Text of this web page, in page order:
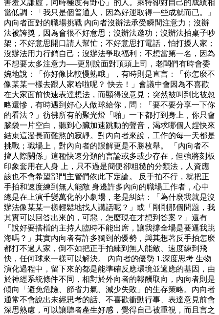
害羞又謙虛，同時極度有野心」的人。萊特卻對自己的成績相
當低調：「我只是個普通人，因為好運取得一些成就而已。」
內向者面對的職場挑戰 內向者沒辦法承受瞬間注意力；沒辦
法被誇獎，因為會很不好意思；沒辦法邀功；沒辦法拍桌子吵
架；不好意思開口請人幫忙；不好意思打電話，怕打擾人家；
沒辦法用力行銷自己；沒辦法爭取福利；不想當第一名，因為
不想要太多注意力──更別說面對頂頭上司，老闆們有時會委
婉地說：「你好像比較慢熟哦」，有時則是直言：「你怎麼不
像某某一樣去跟人家哈啦呢？ 快去！」會議中會因為不喜歡
在大家面前快速表達想法，而顯得沒意見；突然被叫到比被忽
略還慘，有時遇到好心人做球給你，問：「要不要分享一下你
的看法？」彷彿所有的聚光燈「啪」一下都打到身上，你只會
腦袋一片空白，聽到心臟加速跳動的聲音，渴求哪個人趕快來
結束這漫長而難熬的寂靜。對內向者來說，工作的每一天都是
挑戰；職場上，對內向者的誤解更是不勝枚舉。 「內向者不
擅人際關係」這種快速分類的言論或多或少存在，但強將刻板
印象套用在人身 上，只不過是簡便卻粗糙的分類法，人資應
該也不會希望部門主管們依此下定論。 反手拍不行，就把正
手拍和速度練到無人能敵 身邊許多內向的職場工作者，心中
總是在上演千變萬化的小劇場，老是糾結：「為什麼我就是沒
辦法像某某一樣輕鬆地找人講話呢？」或「剛剛那個問題，我
其實可以回答出來的，可惡，怎麼現在才想到答案？」還有
「說好要搭檔的主持人臨時不能出席，讓我撐全場是要逼我跳
海嗎？」其實內向者有許多獨到的優勢，與其想著反手拍怎麼
都打不過人家，倒不如把正手拍練到無人能敵、速度練到飛
快，任何球來一樣可以解決。 內向者的優勢 1.深度思考 生物
演化過程中，留下來的都是能準確反應環境並適應的基因，由
於神經系統條件不同，相對於外向者的報酬取向，內向者則是
傾向「避免危險、節省力氣、減少失敗」的生存策略。內向者
通常不會說出未經思考的話、不喜歡衝動行事、表達意見前會
深思熟慮，可以讓聽者產生好感，覺得自己被重視，而且言之